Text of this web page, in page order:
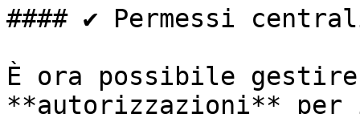
#### ✔️ Permessi
È ora possibile
**autorizzazioni**